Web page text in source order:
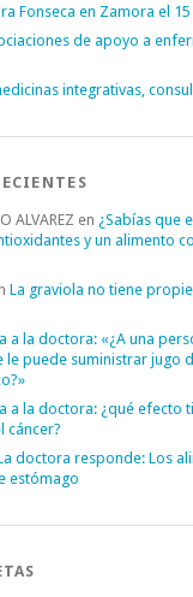
Fonseca en Zamora el
de apoyo a
integrativas,
ALVAREZ en ¿Sabías que
y un alimento
La graviola no tiene
a la doctora: «¿A una
le puede suministrar jugo
a la doctora: ¿qué efecto
cáncer?
doctora responde: Los
estómago